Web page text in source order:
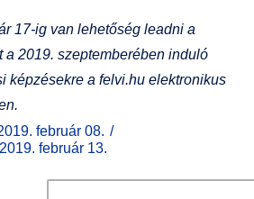
17-ig van lehetőség leadni a
a 2019. szeptemberében induló
képzésekre a felvi.hu elektronikus
február 08.
február 13.